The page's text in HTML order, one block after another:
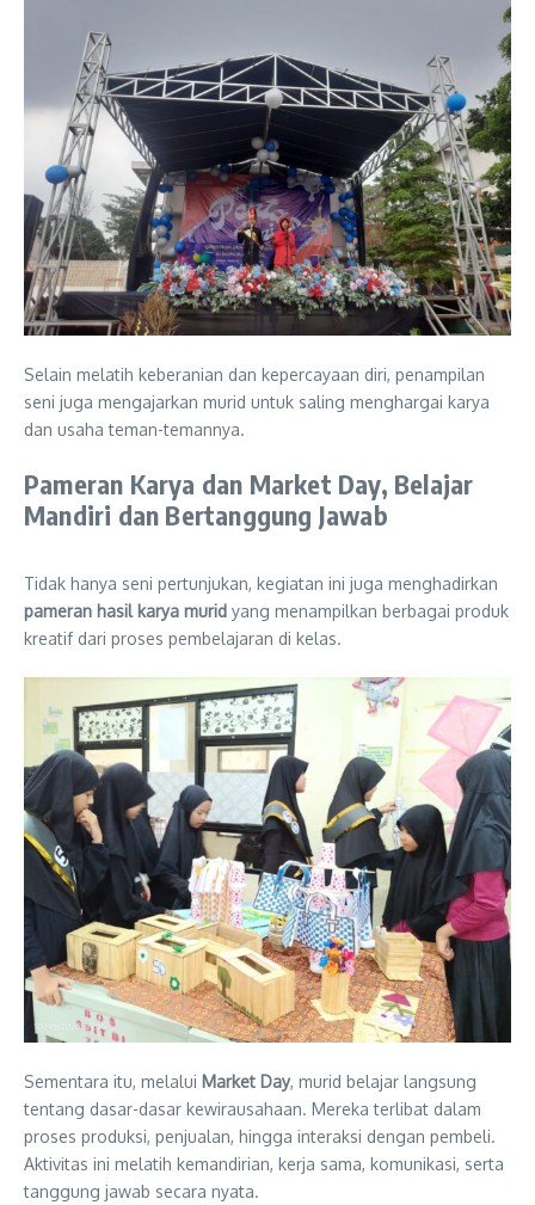
Selain melatih keberanian dan kepercayaan diri, penampilan
seni juga mengajarkan murid untuk saling menghargai karya
dan usaha teman-temannya.
Pameran Karya dan Market Day, Belajar
Mandiri dan Bertanggung Jawab
Tidak hanya seni pertunjukan, kegiatan ini juga menghadirkan
pameran hasil karya murid yang menampilkan berbagai produk
kreatif dari proses pembelajaran di kelas.
Sementara itu, melalui Market Day, murid belajar langsung
tentang dasar-dasar kewirausahaan. Mereka terlibat dalam
proses produksi, penjualan, hingga interaksi dengan pembeli.
Aktivitas ini melatih kemandirian, kerja sama, komunikasi, serta
tanggung jawab secara nyata.